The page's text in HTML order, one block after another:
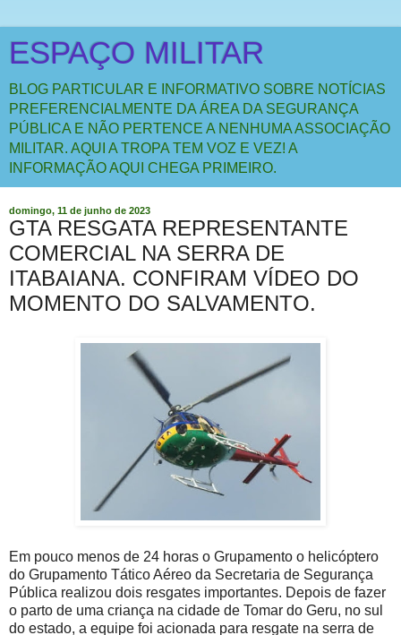
ESPAÇO MILITAR
BLOG PARTICULAR E INFORMATIVO SOBRE NOTÍCIAS
PREFERENCIALMENTE DA ÁREA DA SEGURANÇA
PÚBLICA E NÃO PERTENCE A NENHUMA ASSOCIAÇÃO
MILITAR. AQUI A TROPA TEM VOZ E VEZ! A
INFORMAÇÃO AQUI CHEGA PRIMEIRO.
domingo, 11 de junho de 2023
GTA RESGATA REPRESENTANTE
COMERCIAL NA SERRA DE
ITABAIANA. CONFIRAM VÍDEO DO
MOMENTO DO SALVAMENTO.
Em pouco menos de 24 horas o Grupamento o helicóptero
do Grupamento Tático Aéreo da Secretaria de Segurança
Pública realizou dois resgates importantes. Depois de fazer
o parto de uma criança na cidade de Tomar do Geru, no sul
do estado, a equipe foi acionada para resgate na serra de